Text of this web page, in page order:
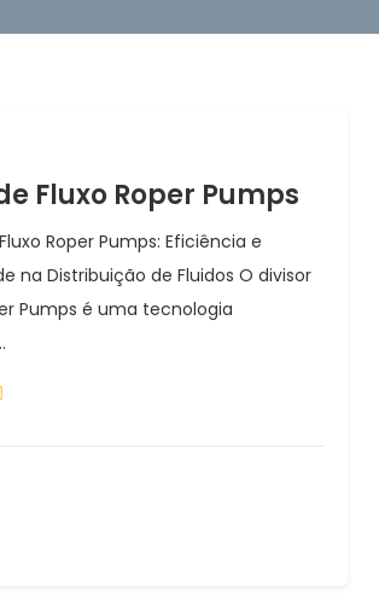
Fluxo Roper Pumps
Roper Pumps: Eficiência e
na Distribuição de Fluidos O divisor
Pumps é uma tecnologia